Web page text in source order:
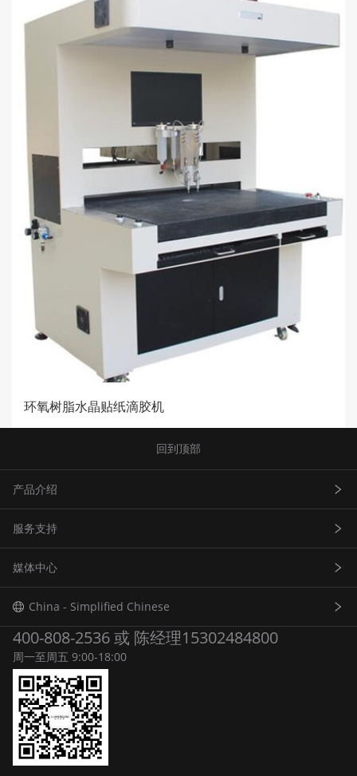
环氧树脂水晶贴纸滴胶机
回到顶部
产品介绍
产品导览
激光雷达设备
AI边缘设备
智慧水上交通
智慧陆上交通
智慧监测系列
智能制造
服务支持
保障与维修
媒体中心
新闻资讯
China - Simplified Chinese
400-808-2536 或 陈经理15302484800
周一至周五 9:00-18:00